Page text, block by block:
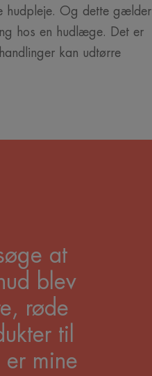
hudpleje. Og dette gælder
hos en hudlæge. Det er
kan udtørre
at
blev
røde
til
mine